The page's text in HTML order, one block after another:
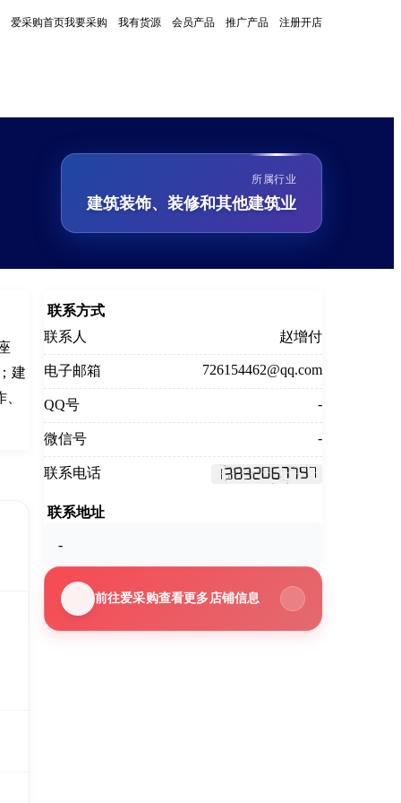
爱采购首页我要采购 我有货源 会员产品 推广产品 注册开店
所属行业
建筑装饰、装修和其他建筑业
建
联系方式
联系人
赵增付
电子邮箱 726154462@qq.com
QQ号 -
微信号 -
联系电话
联系地址
-
前往爱采购查看更多店铺信息